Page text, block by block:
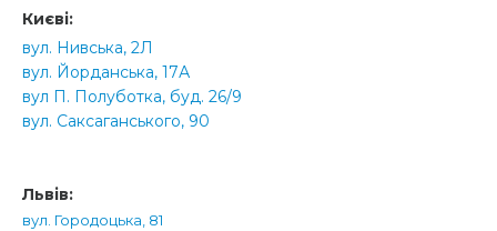
Києві:
вул. Нивська, 2Л
вул. Йорданська, 17А
вул П. Полуботка, буд. 26/9
вул. Саксаганського, 90
Львів:
вул. Городоцька, 81